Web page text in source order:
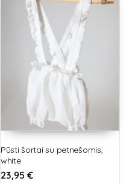
Pūsti šortai su petnešomis,
white
23,95 €